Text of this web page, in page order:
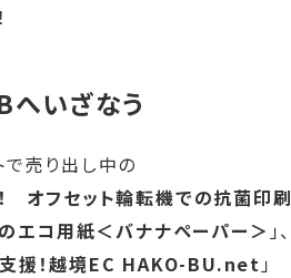
へいざなう
で売り出し中の
オフセット輪転機での抗菌印刷
エコ用紙＜バナナペーパー＞ 」、
援！越境EC HAKO-BU.net 」